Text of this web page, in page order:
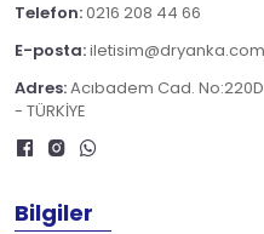
Telefon:0216 208 44 66
E-posta:iletisim@dryanka.com
Adres:Acıbadem Cad. No:220D
- TÜRKİYE
Bilgiler